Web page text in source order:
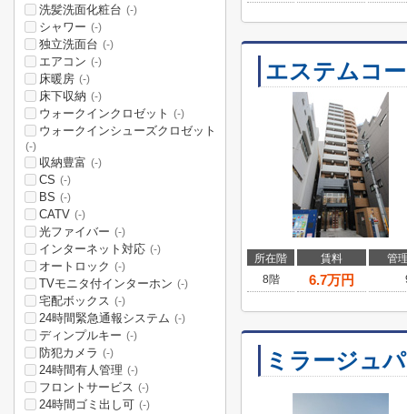
エステムコ
所在階 賃料
管
8階
6.7万円
ミラージュ
洗髪洗面化粧台 (-)
シャワー (-)
独立洗面台 (-)
エアコン (-)
床暖房 (-)
床下収納 (-)
ウォークインクロゼット (-)
ウォークインシューズクロゼット
(-)
収納豊富 (-)
CS (-)
BS (-)
CATV (-)
光ファイバー (-)
インターネット対応 (-)
オートロック (-)
TVモニタ付インターホン (-)
宅配ボックス (-)
24時間緊急通報システム (-)
ディンプルキー (-)
防犯カメラ (-)
24時間有人管理 (-)
フロントサービス (-)
24時間ゴミ出し可 (-)